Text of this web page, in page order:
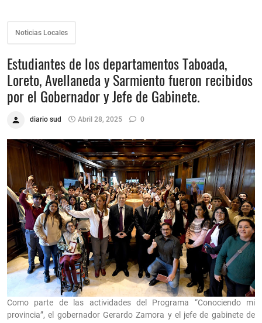
Noticias Locales
Estudiantes de los departamentos Taboada,
Loreto, Avellaneda y Sarmiento fueron recibidos
por el Gobernador y Jefe de Gabinete.
diario sud Abril 28, 2025 0
Como parte de las actividades del Programa “Conociendo mi
provincia”, el gobernador Gerardo Zamora y el jefe de gabinete de